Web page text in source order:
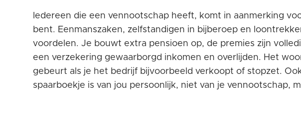
Iedereen die een vennootschap heeft, komt in aanmerking
bent. Eenmanszaken, zelfstandigen in bijberoep en
voordelen. Je bouwt extra pensioen op, de premies zijn
een verzekering gewaarborgd inkomen en overlijden. Het
gebeurt als je het bedrijf bijvoorbeeld verkoopt of stopzet.
spaarboekje is van jou persoonlijk, niet van je vennootschap,